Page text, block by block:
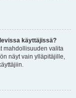
käyttäjissä?
mahdollisuuden valita
näyt vain ylläpitäjille,